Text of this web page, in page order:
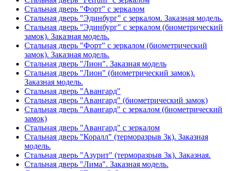
Стальная дверь "Форт" с зеркалом
Стальная дверь "Эдинбург" с зеркалом. Заказная модель.
Стальная дверь "Эдинбург" с зеркалом (биометрический
замок). Заказная модель.
Стальная дверь "Форт" с зеркалом (биометрический
замок). Заказная модель.
Стальная дверь "Лион". Заказная модель
Стальная дверь "Лион" (биометрический замок).
Заказная модель.
Стальная дверь "Авангард"
Стальная дверь "Авангард" (биометрический замок)
Стальная дверь "Авангард" с зеркалом (биометрический
замок)
Стальная дверь "Авангард" с зеркалом
Стальная дверь "Коралл" (терморазрыв 3к). Заказная
модель.
Стальная дверь "Азурит" (терморазрыв 3к). Заказная.
Стальная дверь "Лима". Заказная модель.